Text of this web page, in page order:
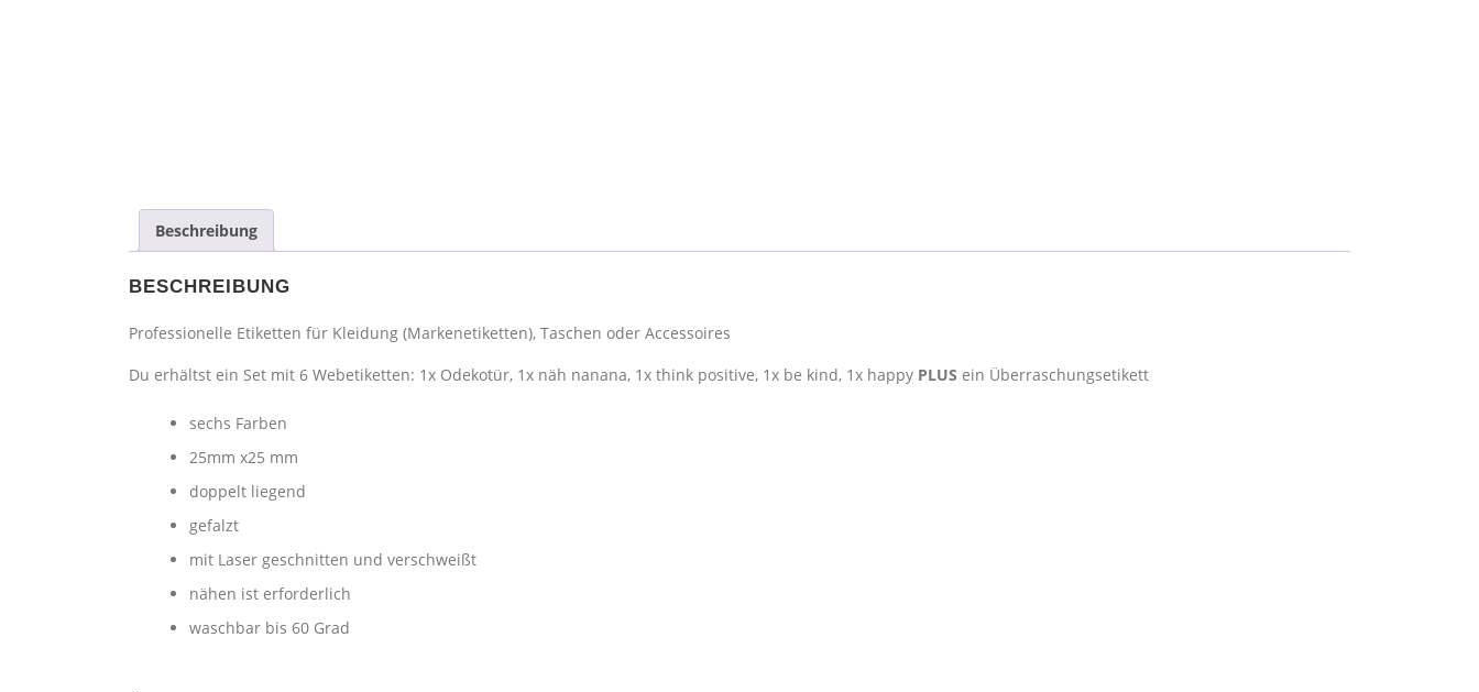
Beschreibung
BESCHREIBUNG
Professionelle Etiketten für Kleidung (Markenetiketten), Taschen oder Accessoires
Du erhältst ein Set mit 6 Webetiketten: 1x Odekotür, 1x näh nanana, 1x think positive, 1x be kind, 1x happy PLUS ein Überraschungsetikett
sechs Farben
25mm x25 mm
doppelt liegend
gefalzt
mit Laser geschnitten und verschweißt
nähen ist erforderlich
waschbar bis 60 Grad